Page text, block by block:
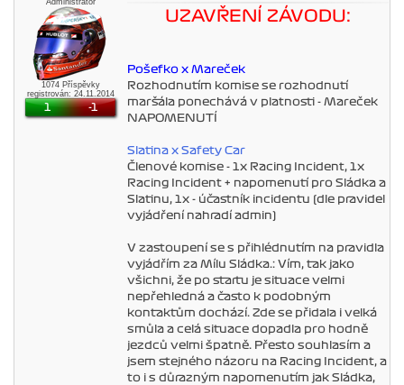
1074 Příspěvky
registrován: 24.11.2014
1 -1
UZAVŘENÍ ZÁVODU:
Pošefko x Mareček
Rozhodnutím komise se rozhodnutí
maršála ponechává v platnosti - Mareček
NAPOMENUTÍ
Slatina x Safety Car
Členové komise - 1x Racing Incident, 1x
Racing Incident + napomenutí pro Sládka a
Slatinu, 1x - účastník incidentu (dle pravidel
vyjádření nahradí admin)
V zastoupení se s přihlédnutím na pravidla
vyjádřím za Mílu Sládka.: Vím, tak jako
všichni, že po startu je situace velmi
nepřehledná a často k podobným
kontaktům dochází. Zde se přidala i velká
smůla a celá situace dopadla pro hodně
jezdců velmi špatně. Přesto souhlasím a
jsem stejného názoru na Racing Incident, a
to i s důrazným napomenutím jak Sládka,